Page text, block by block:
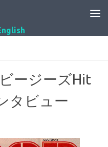
ージーズHit
タビュー